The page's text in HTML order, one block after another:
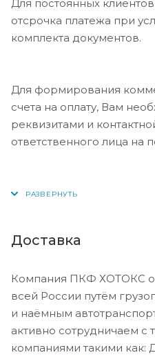
Для постоянных
отсрочка платежа при
комплекта документов.
Для формирования
счета на оплату, Вам
реквизитами и
ответственного лица на
Доставка
Компания ПКФ ХОТОКС
всей России путём
и наёмным
активно сотрудничаем с
компаниями такими